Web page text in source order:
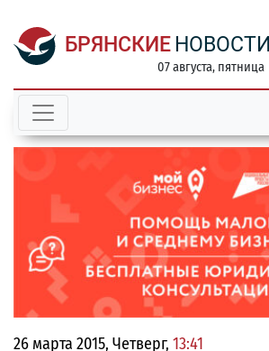
БРЯНСКИЕ НОВОСТИ
07 августа, пятница
26 марта 2015, Четверг, 13:41